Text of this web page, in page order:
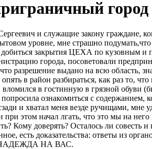
и служащие закону граждане,
уровне, мне страшно
закрытия ЦЕХА по кузовным и
города, посоветовали
разрешение выдано на всю область,
опять в район разбираться, как раз то,
в гостинную в грязной обуви
ознакомиться с содержанием,
и хватал меня везде ручищами, мне
при этом начал лгать, что это мы на
Кому доверять? Осталось ли совесть
есть доказательства: ответы из
НА ВАС.